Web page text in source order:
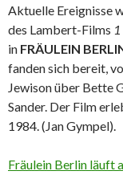
Aktuelle Ereignisse
des Lambert-Films
in FRÄULEIN
fanden sich bereit,
Jewison über Bette
Sander. Der Film
1984. (Jan Gympel).
Fräulein Berlin läuft